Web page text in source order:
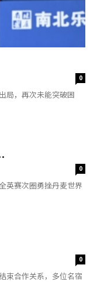
0
局，再次未能突破困
0
英赛次圈勇挫丹麦世界
0
束合作关系，多位名宿